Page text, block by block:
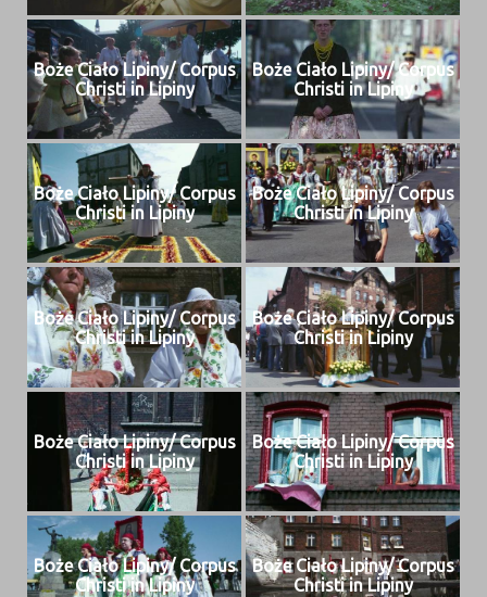
Boże Ciało Lipiny/ Cor­pus
Christi in Lipiny
Boże Ciało Lipiny/ Cor­pus
Christi in Lipiny
Boże Ciało Lipiny/ Cor­pus
Christi in Lipiny
Boże Ciało Lipiny/ Cor­pus
Christi in Lipiny
Boże Ciało Lipiny/ Cor­pus
Christi in Lipiny
Boże Ciało Lipiny/ Cor­pus
Christi in Lipiny
Boże Ciało Lipiny/ Cor­pus
Christi in Lipiny
Boże Ciało Lipiny/ Cor­pus
Christi in Lipiny
Boże Ciało Lipiny/ Cor­pus
Christi in Lipiny
Boże Ciało Lipiny/ Cor­pus
Christi in Lipiny